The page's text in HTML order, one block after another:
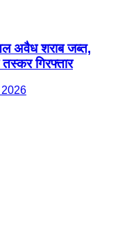
अवैध शराब जब्त,
गिरफ्तार